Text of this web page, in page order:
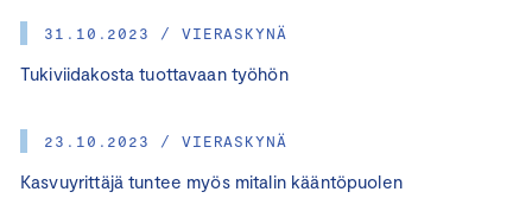
31.10.2023 / VIERASKYNÄ
Tukiviidakosta tuottavaan työhön
23.10.2023 / VIERASKYNÄ
Kasvuyrittäjä tuntee myös mitalin kääntöpuolen